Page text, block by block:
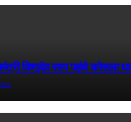
विष्णुदेव साय पहुंचे कोसला